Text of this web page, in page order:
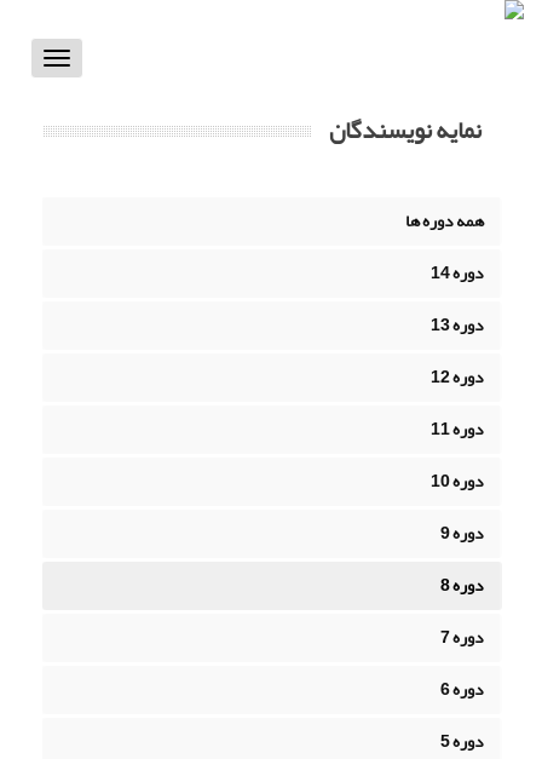
Toggle
نمایه نویسندگان
همه دوره ها
دوره 14
دوره 13
دوره 12
دوره 11
دوره 10
دوره 9
دوره 8
دوره 7
دوره 6
دوره 5